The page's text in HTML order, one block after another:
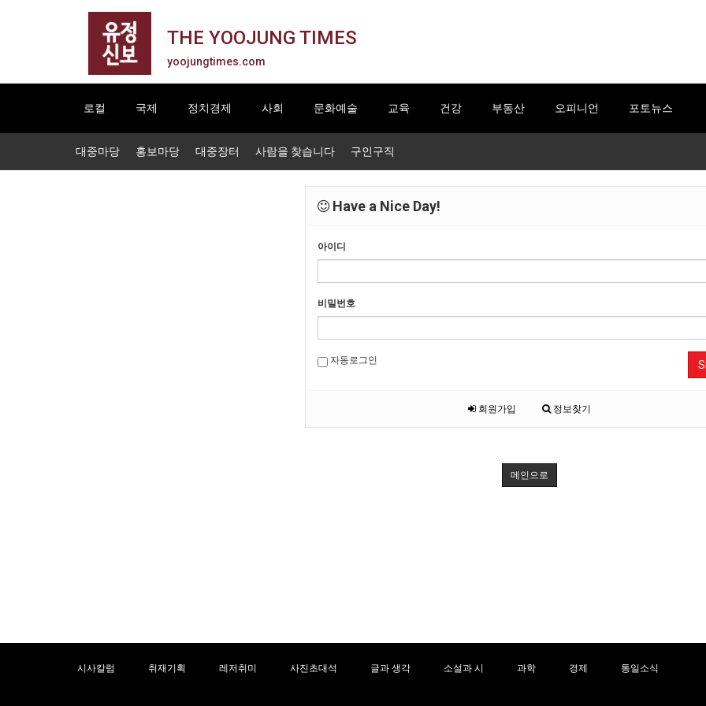
THE YOOJUNG TIMES
yoojungtimes.com
로컬 국제 정치경제 사회 문화예술 교육 건강 부동산 오피니언 포토뉴스
대중마당 홍보마당 대중장터 사람을 찾습니다 구인구직
Have a Nice Day!
아이디
비밀번호
자동로그인
회원가입 정보찾기
메인으로
시사칼럼 취재기획 레저취미 사진초대석 글과 생각 소설과 시 과학 경제 통일소식